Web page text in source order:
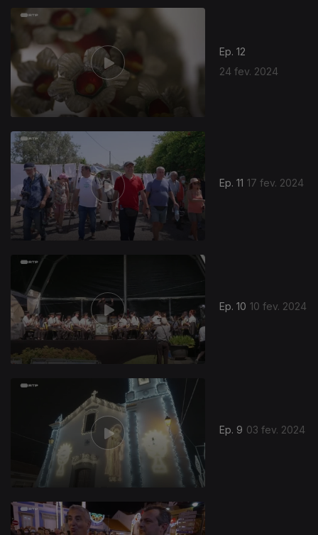
Ep. 12
24 fev. 2024
Ep. 11 17 fev. 2024
Ep. 10 10 fev. 2024
Ep. 9 03 fev. 2024
742549